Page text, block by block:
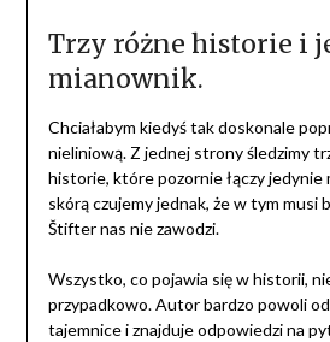
Trzy różne historie i
mianownik.
Chciałabym kiedyś tak doskonale
nieliniową. Z jednej strony śledzimy
historie, które pozornie łączy jedynie
skórą czujemy jednak, że w tym musi
Štifter nas nie zawodzi.
Wszystko, co pojawia się w historii,
przypadkowo. Autor bardzo powoli
tajemnice i znajduje odpowiedzi na